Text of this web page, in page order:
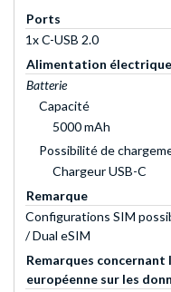
Ports
1x C-USB 2.0
Alimentation électrique
Batterie
Capacité
5000 mAh
Possibilité de
Chargeur USB-C
Remarque
Configurations SIM
/ Dual eSIM
Remarques
européenne sur les